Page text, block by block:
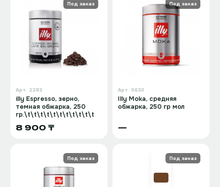
Под заказ
Арт. 2283
illy Espresso, зерно,
темная обжарка, 250
гр.\t\t\t\t\t\t\t\t\t\t\t
8 900 ₸
Под заказ
Арт. 0630
Illy Moka, средняя
обжарка, 250 гр мол
—
Под заказ Под заказ